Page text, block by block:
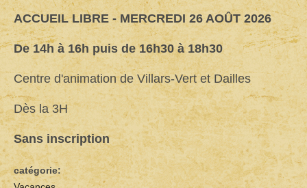
ACCUEIL LIBRE - MERCREDI 26 AOÛT 2026
De 14h à 16h puis de 16h30 à 18h30
Centre d'animation de Villars-Vert et Dailles
Dès la 3H
Sans inscription
catégorie: